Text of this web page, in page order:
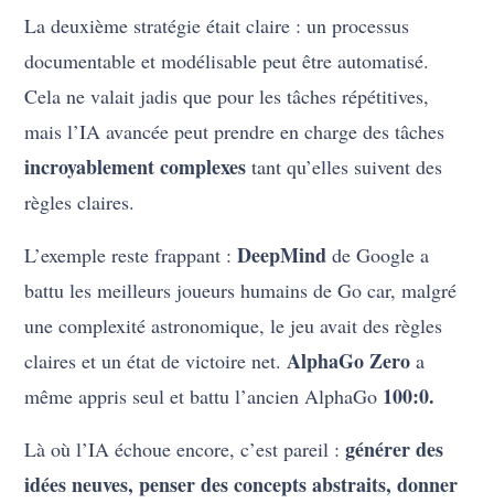
La deuxième stratégie était claire : un processus
documentable et modélisable peut être automatisé.
Cela ne valait jadis que pour les tâches répétitives,
mais l’IA avancée peut prendre en charge des tâches
incroyablement complexes tant qu’elles suivent des
règles claires.
L’exemple reste frappant :DeepMind de Google a
battu les meilleurs joueurs humains de Go car, malgré
une complexité astronomique, le jeu avait des règles
claires et un état de victoire net. AlphaGo Zero a
même appris seul et battu l’ancien AlphaGo 100:0.
Là où l’IA échoue encore, c’est pareil :générer des
idées neuves, penser des concepts abstraits, donner